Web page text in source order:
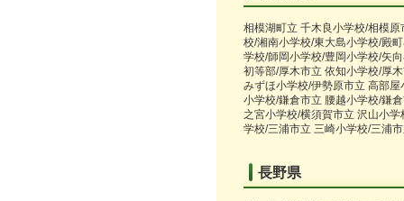
相模湖町立 千木良小学校/相模
校/湘南小学校/東大島小学校/殿
学校/師岡小学校/豊岡小学校/矢
初等部/厚木市立 依知小学校/厚
みずほ小学校/伊勢原市立 高部
小学校/鎌倉市立 腰越小学校/鎌
之宮小学校/横須賀市立 沢山小
学校/三浦市立 三崎小学校/三浦
長野県